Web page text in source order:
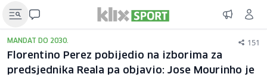
MANDAT DO 2030. 151
Florentino Perez pobijedio na izborima za
predsjednika Reala pa objavio: Jose Mourinho je